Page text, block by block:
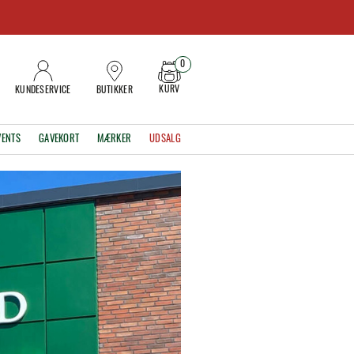
KUNDESERVICE BUTIKKER KURV
0
GAVEKORT MÆRKER UDSALG